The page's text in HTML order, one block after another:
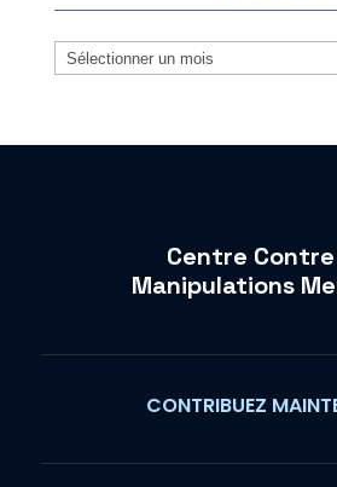
Archives
Centre
Manipulations
CONTRIBUEZ